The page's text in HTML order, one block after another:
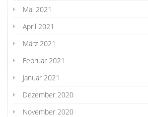
Mai 2021
April 2021
März 2021
Februar 2021
Januar 2021
Dezember 2020
November 2020